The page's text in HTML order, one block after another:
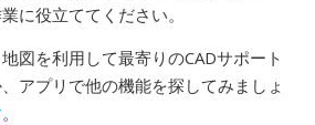
に役立ててください。
図を利用して最寄りのCADサポート
アプリで他の機能を探してみましょ
。